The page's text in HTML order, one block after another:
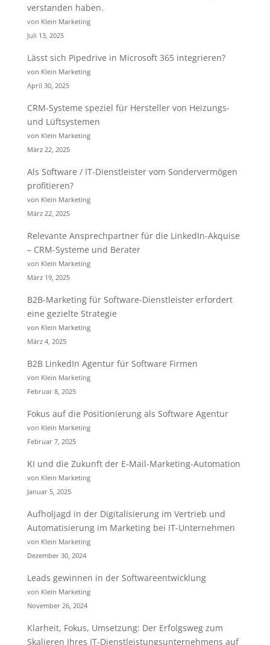
verstanden haben.
von Klein Marketing
Juli 13, 2025
Lässt sich Pipedrive in Microsoft 365 integrieren?
von Klein Marketing
April 30, 2025
CRM-Systeme speziel für Hersteller von Heizungs-
und Lüftsystemen
von Klein Marketing
März 22, 2025
Als Software / IT-Dienstleister vom Sondervermögen
profitieren?
von Klein Marketing
März 22, 2025
Relevante Ansprechpartner für die LinkedIn-Akquise
– CRM-Systeme und Berater
von Klein Marketing
März 19, 2025
B2B-Marketing für Software-Dienstleister erfordert
eine gezielte Strategie
von Klein Marketing
März 4, 2025
B2B LinkedIn Agentur für Software Firmen
von Klein Marketing
Februar 8, 2025
Fokus auf die Positionierung als Software Agentur
von Klein Marketing
Februar 7, 2025
KI und die Zukunft der E-Mail-Marketing-Automation
von Klein Marketing
Januar 5, 2025
Aufholjagd in der Digitalisierung im Vertrieb und
Automatisierung im Marketing bei IT-Unternehmen
von Klein Marketing
Dezember 30, 2024
Leads gewinnen in der Softwareentwicklung
von Klein Marketing
November 26, 2024
Klarheit, Fokus, Umsetzung: Der Erfolgsweg zum
Skalieren Ihres IT-Dienstleistungsunternehmens auf